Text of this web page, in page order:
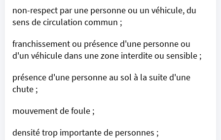
non-respect par une personne ou un véhicule, du
sens de circulation commun ;
franchissement ou présence d'une personne ou
d'un véhicule dans une zone interdite ou sensible ;
présence d'une personne au sol à la suite d'une
chute ;
mouvement de foule ;
densité trop importante de personnes ;